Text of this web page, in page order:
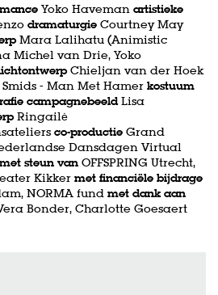
Yoko Haveman artistieke
dramaturgie Courtney May
Mara Lalihatu (Animistic
Michel van Drie, Yoko
Chieljan van der Hoek
- Man Met Hamer kostuum
campagnebeeldLisa
Ringailė
co-productie Grand
Dansdagen Virtual
met steun van OFFSPRING Utrecht,
Kikker met financiële bijdrage
NORMA fund met dank aan
Bonder, Charlotte Goesaert